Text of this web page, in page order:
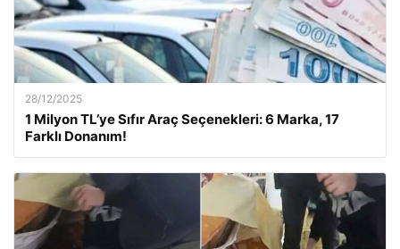
28/12/2025
1 Milyon TL’ye Sıfır Araç Seçenekleri: 6 Marka, 17
Farklı Donanım!